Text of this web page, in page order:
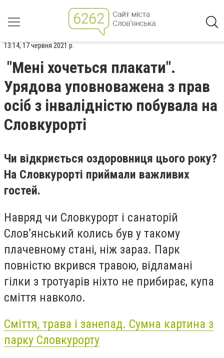
13:14, 17 червня 2021 р.
"Мені хочеться плакати".
Урядова уповноважена з прав
осіб з інвалідністю побувала на
Словкурорті
Чи відкриється оздоровниця цього року?
На Словкурорті приймали важливих
гостей.
Навряд чи Словкурорт і санаторій
Слов’янський колись був у такому
плачевному стані, ніж зараз. Парк
повністю вкрився травою, відламані
гілки з тротуарів ніхто не прибирає, купа
сміття навколо.
Сміття, трава і занепад. Сумна картина з
парку Словкурорту